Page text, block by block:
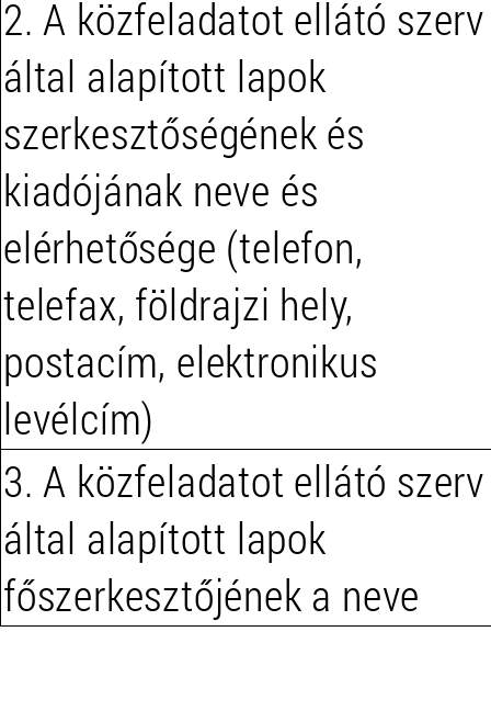
2. A közfeladatot ellátó szerv
által alapított lapok
szerkesztőségének és
kiadójának neve és
elérhetősége (telefon,
telefax, földrajzi hely,
postacím, elektronikus
levélcím)
3. A közfeladatot ellátó szerv
által alapított lapok
főszerkesztőjének a neve